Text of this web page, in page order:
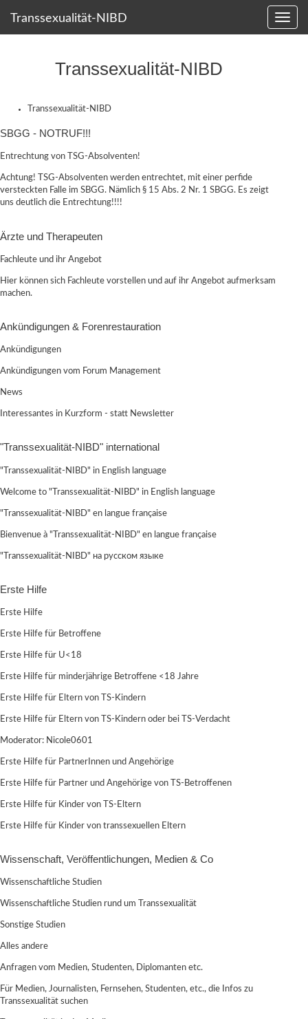
Transsexualität-NIBD
Transsexualität-NIBD
Transsexualität-NIBD
SBGG - NOTRUF!!!
Entrechtung von TSG-Absolventen!
Achtung! TSG-Absolventen werden entrechtet, mit einer perfide
versteckten Falle im SBGG. Nämlich § 15 Abs. 2 Nr. 1 SBGG. Es zeigt
uns deutlich die Entrechtung!!!!
Ärzte und Therapeuten
Fachleute und ihr Angebot
Hier können sich Fachleute vorstellen und auf ihr Angebot aufmerksam
machen.
Ankündigungen & Forenrestauration
Ankündigungen
Ankündigungen vom Forum Management
News
Interessantes in Kurzform - statt Newsletter
"Transsexualität-NIBD" international
"Transsexualität-NIBD" in English language
Welcome to "Transsexualität-NIBD" in English language
"Transsexualität-NIBD" en langue française
Bienvenue à "Transsexualität-NIBD" en langue française
"Transsexualität-NIBD" на русском языке
Erste Hilfe
Erste Hilfe
Erste Hilfe für Betroffene
Erste Hilfe für U<18
Erste Hilfe für minderjährige Betroffene <18 Jahre
Erste Hilfe für Eltern von TS-Kindern
Erste Hilfe für Eltern von TS-Kindern oder bei TS-Verdacht
Moderator: Nicole0601
Erste Hilfe für PartnerInnen und Angehörige
Erste Hilfe für Partner und Angehörige von TS-Betroffenen
Erste Hilfe für Kinder von TS-Eltern
Erste Hilfe für Kinder von transsexuellen Eltern
Wissenschaft, Veröffentlichungen, Medien & Co
Wissenschaftliche Studien
Wissenschaftliche Studien rund um Transsexualität
Sonstige Studien
Alles andere
Anfragen vom Medien, Studenten, Diplomanten etc.
Für Medien, Journalisten, Fernsehen, Studenten, etc., die Infos zu
Transsexualität suchen